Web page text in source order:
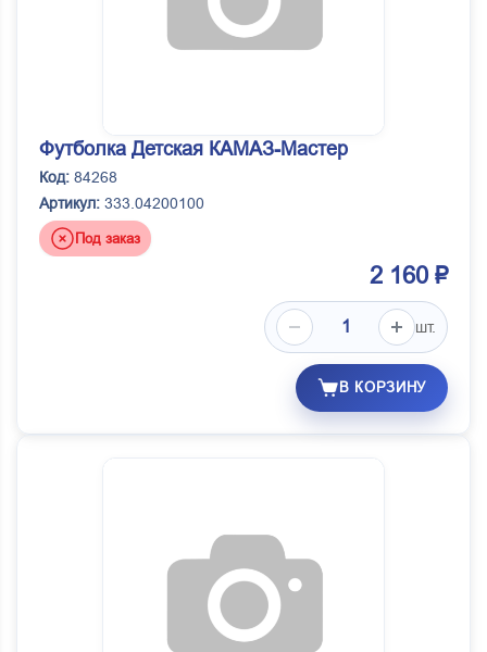
Футболка Детская КАМАЗ-Мастер
Код: 84268
Артикул: 333.04200100
Под заказ
2 160 ₽
шт.
В КОРЗИНУ